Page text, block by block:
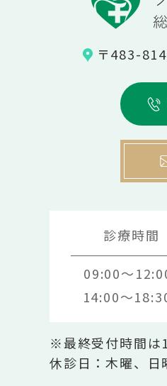
〒483-
診療時間
09:00～
14:00～
※最終受付時間は
休診日：木曜、日